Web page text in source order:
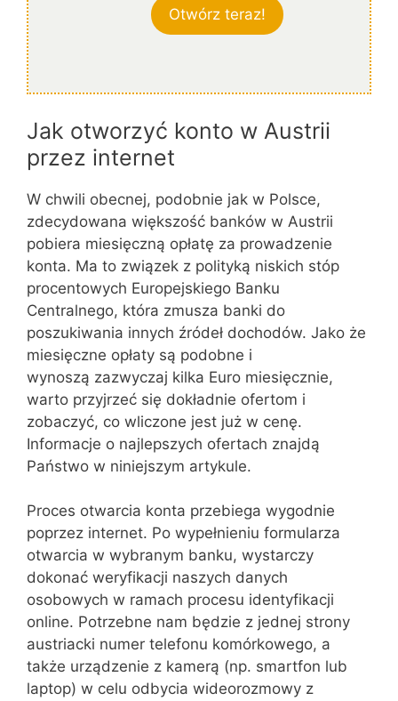
Otwórz teraz!
Jak otworzyć konto w Austrii
przez internet
W chwili obecnej, podobnie jak w Polsce,
zdecydowana większość banków w Austrii
pobiera miesięczną opłatę za prowadzenie
konta. Ma to związek z polityką niskich stóp
procentowych Europejskiego Banku
Centralnego, która zmusza banki do
poszukiwania innych źródeł dochodów. Jako że
miesięczne opłaty są podobne i
wynoszą zazwyczaj kilka Euro miesięcznie,
warto przyjrzeć się dokładnie ofertom i
zobaczyć, co wliczone jest już w cenę.
Informacje o najlepszych ofertach znajdą
Państwo w niniejszym artykule.
Proces otwarcia konta przebiega wygodnie
poprzez internet. Po wypełnieniu formularza
otwarcia w wybranym banku, wystarczy
dokonać weryfikacji naszych danych
osobowych w ramach procesu identyfikacji
online. Potrzebne nam będzie z jednej strony
austriacki numer telefonu komórkowego, a
także urządzenie z kamerą (np. smartfon lub
laptop) w celu odbycia wideorozmowy z